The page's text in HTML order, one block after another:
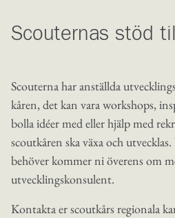
Scouternas stöd
Scouterna har anställda
kåren, det kan vara workshops,
bolla idéer med eller hjälp med
scoutkåren ska växa och
behöver kommer ni överens om
utvecklingskonsulent.
Kontakta er scoutkårs regionala